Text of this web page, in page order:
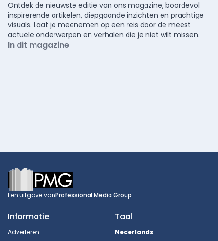
Ontdek de nieuwste editie van ons magazine, boordevol
inspirerende artikelen, diepgaande inzichten en prachtige
visuals. Laat je meenemen op een reis door de meest
actuele onderwerpen en verhalen die je niet wilt missen.
In dit magazine
Footer
Een uitgave vanProfessional Media Group
Informatie
Adverteren
Taal
Nederlands